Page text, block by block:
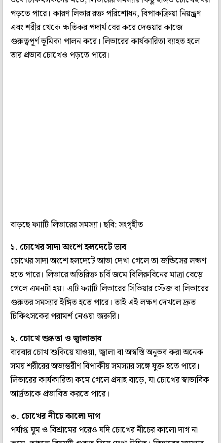
পড়তে পারে। কারণ লিভার রক্ত পরিশোধন, বিপাকক্রিয়া নিয়ন্ত্রণ
এবং শরীর থেকে ক্ষতিকর পদার্থ বের করে দেওয়ার কাজে
গুরুত্বপূর্ণ ভূমিকা পালন করে। লিভারের কার্যকারিতা ব্যাহত হলে
তার প্রভাব চোখেও পড়তে পারে।
বাড়ছে ফ্যাটি লিভারের সমস্যা। ছবি: সংগৃহীত
১. চোখের সাদা অংশে হলদেটে ভাব
চোখের সাদা অংশে হলদেটে আভা দেখা গেলে তা জন্ডিসের লক্ষণ
হতে পারে। লিভারে অতিরিক্ত চর্বি জমে বিলিরুবিনের মাত্রা বেড়ে
গেলে এমনটা হয়। এটি ফ্যাটি লিভারের সিভিয়ার স্টেজ বা লিভারের
গুরুতর সমস্যার ইঙ্গিত হতে পারে। তাই এই লক্ষণ দেখলে দ্রুত
চিকিৎসকের পরামর্শ নেওয়া জরুরি।
২. চোখে শুষ্কতা ও জ্বালাভাব
বারবার চোখ শুকিয়ে যাওয়া, জ্বালা বা অস্বস্তি অনুভব করা অনেক
সময় শরীরের অভ্যন্তরীণ বিপাকীয় সমস্যার সঙ্গে যুক্ত হতে পারে।
লিভারের কার্যকারিতা কমে গেলে প্রদাহ বাড়ে, যা চোখের স্বাভাবিক
আর্দ্রতাকে প্রভাবিত করতে পারে।
৩. চোখের নীচে কালো দাগ
পর্যাপ্ত ঘুম ও বিশ্রামের পরেও যদি চোখের নীচের কালো দাগ না